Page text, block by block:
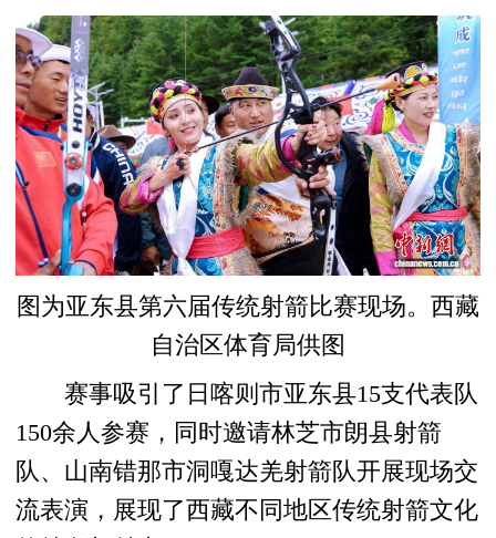
图为亚东县第六届传统射箭比赛现场。西藏
自治区体育局供图
赛事吸引了日喀则市亚东县15支代表队
150余人参赛，同时邀请林芝市朗县射箭
队、山南错那市洞嘎达羌射箭队开展现场交
流表演，展现了西藏不同地区传统射箭文化